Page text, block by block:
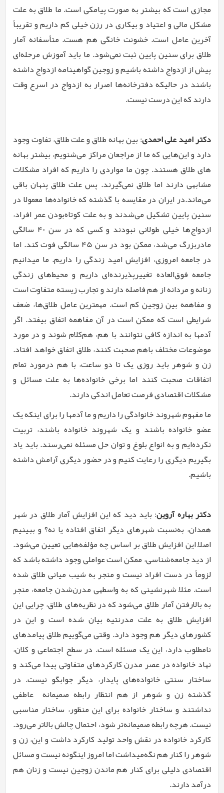
مجازی است که بیش­تر به صورت پیامکی است. ما طلاق به علت
مشکل مالی و اعتیاد و بیکاری در رزن خیلی کم داریم و تقریباً
آخرین عامل است. خشونت خانگی هم هست. متأسفانه آمار
طلاق برای سنین پایین ثبت نمی­‌شود. ما باید آموزش مرحله‌­ای
پیش از ازدواج داشته باشیم و زوجین گواهینامه ازدواج داشته
باشند در حالیکه دفترخانه­‌ها اصرار به ازدواج در اسرع وقت
دارند که این درست نیست.
دکتر امید علی احمدی: بین بهانه طلاق و علت طلاق، تفاوت وجود
دارد و این‌­هایی که ما از مراجعان مراکز می­‌شنویم، بیش­تر بهانه­‌
های طلاق هستند. چون ما مواردی را داریم که افراد مشکلات
مشابهی دارند اما طلاق نمی­‌گیرند. پس علت طلاق پنهان باقی
می‌­ماند.در ایران در مقایسه با گذشته که خانواده‌ها معمولا در
سنین پایین تشکیل می‌شدند و به علت کوتاه­‌بودن عمر افراد،
ازدواج‌­ها خیلی طولانی نبودند و کسی که در سن 40 سالگی
مادربزرگ می‌­شد، ممکن بود در سن 45 سالگی فوت کند. اما
در جامعه امروزی، افزایش امید زندگی را داریم. ما می­دانیم
جامعه فوق‌العاده تغییرپذیرنده­‌ای داریم و محیط‌­های زندگی
زنانه و مردانه از هم فاصله دارند و تجارب زیسته متفاوت است
و مفاهمه بین زوجین کم است. مهم­ترین عامل طلاق‌­ها، ضعف
شرایطی است که ممکن است در آن مفاهمه اتفاق بیفتد. اگر
آدم­ها به اندازه کافی نتوانند با هم، هم­‌کلام شوند و در مورد
موضوعات مختلف باهم صحبت کنند، طلاق اتفاق خواهد افتاد.
زن و شوهر باید روزی یک تا دو ساعت، با هم درمورد تمام
اتفاقات صحبت کنند اما برخی خانواده‌ها به علت مسائل و
مشکلات اقتصادی فرصت تعامل اندکی دارند.
ما مفهوم شهروند خانوادگی را داریم و ما آدم­ها را برای اینکه یک
عضو خانواده باشند و یک شهروند خانواده باشند، تربیت
نکرده‌­ایم و به انواع بلوغ و توان حل مسئله نمی­‌رسند. باید یاد
بگیریم دیگری را رعایت کنیم و در حضور دیگری آرامش داشته
باشیم.
دکتر بهاره آروین: باید دید که این افزایش آمار طلاق در شهر
همدان، به­‌نسبت شهرهای دیگر اتفاق افتاده یا نه؟ و ببینیم
اصلاً این افزایش طلاق بر اساس چه مؤلفه‌­هایی تعیین می‌­شود.
از دید جامعه‌­شناسی، ممکن است عواملی وجود داشته باشد که
لزوماً در دست افراد نیست و منجر به شیب میانی طلاق شده
است. مثلاً شهرنشینی که به واسطه­ی مدرن­‌شدن جامعه، منجر
به بالارفتن آمار طلاق می‌­شود که در نظریه­‌های طلاق، چرایی این
افزایش طلاق به علت مدرنتیه بیان شده است و این در
کشورهای دیگر هم وجود دارد. وقتی می‌گوییم طلاق پیامدهای
نامطلوب دارد، این یک مسئله است. در سطح اجتماعی و کلان،
نهاد خانواده در عصر مدرن کارکردهای متفاوتی پیدا می‌­کند و
ساختار سنتی خانواده‌­های پایدار، دیگر جواب­گو نیست. در
گذشته زن و شوهر از هم انتظار رابطه صمیمانه عاطفی
نداشتند و ساختار خانواده برای این منظور، ساختار مناسبی
نیست. هرچه رابطه صمیمانه­‌تر شود، احتمال چالش بالاتر می­‌رود.
کارکرد خانواده در نقش واحد تولید کارکرد داشت و این، زن و
شوهر را کنار هم نگه‌­میداشت اما امروز اینگونه نیست و مسائل
اقتصادی دلیلی برای کنار هم ماندن زوجین نیست و زنان هم
درآمد دارند.